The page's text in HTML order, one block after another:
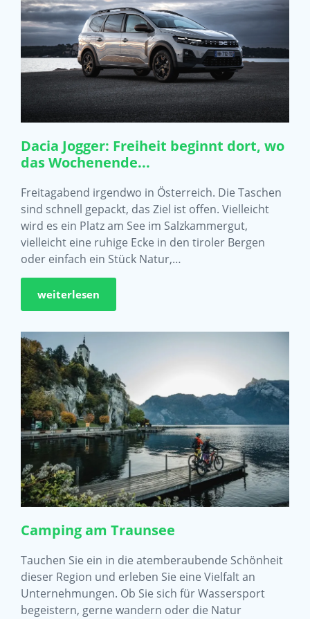
Dacia Jogger: Freiheit beginnt dort, wo
das Wochenende...
Freitagabend irgendwo in Österreich. Die Taschen
sind schnell gepackt, das Ziel ist offen. Vielleicht
wird es ein Platz am See im Salzkammergut,
vielleicht eine ruhige Ecke in den tiroler Bergen
oder einfach ein Stück Natur,…
weiterlesen
Camping am Traunsee
Tauchen Sie ein in die atemberaubende Schönheit
dieser Region und erleben Sie eine Vielfalt an
Unternehmungen. Ob Sie sich für Wassersport
begeistern, gerne wandern oder die Natur